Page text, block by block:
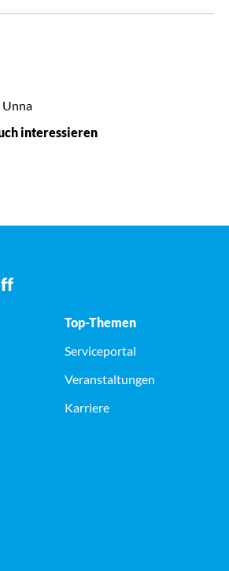
Unna
interessieren
Top-Themen
Serviceportal
Veranstaltungen
Karriere